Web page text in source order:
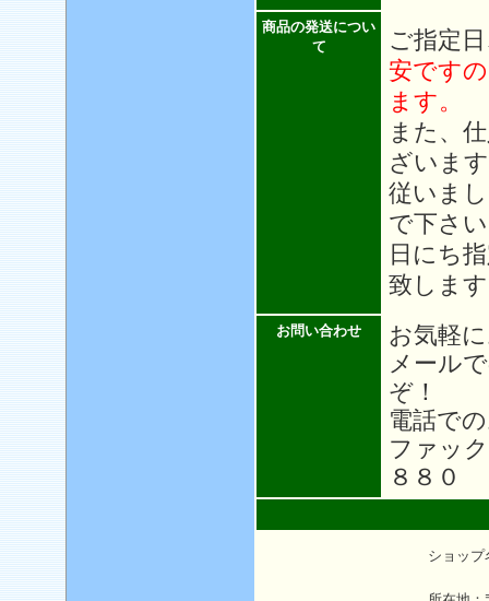
商品の発送につい
て
ご指定
安です
ます。
また、
ざいま
従いま
で下さ
日にち
致しま
お問い合わせ
お気軽
メール
ぞ！
電話で
ファッ
８８０
ショッ